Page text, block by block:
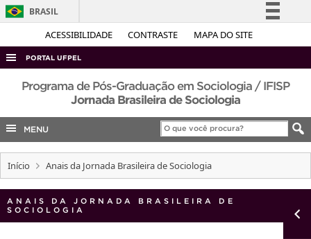
ACESSIBILIDADE CONTRASTE MAPA DO SITE
BRASIL
Simplifique!
Acesso à informação
Legislação
Canais
PORTAL UFPEL
ACESSO À INFORMAÇÃO
COBALTO
CONCURSOS
INTERNACIONAL
OUVIDORIA
Programa de Pós-Graduação em Sociologia / IFISP
Jornada Brasileira de Sociologia
MENU
Início Anais da Jornada Brasileira de Sociologia
ANAIS DA JORNADA BRASILEIRA DE
SOCIOLOGIA